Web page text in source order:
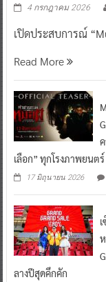
4 กรกฎาคม 2026
เปิดประสบการณ์
Read More
เลือก” ทุกโรงภาพยนต
17 มิถุนายน 2026
ลางปีสุดคึกคัก